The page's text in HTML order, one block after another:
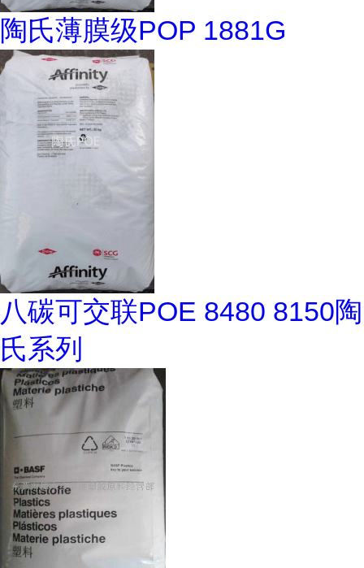
陶氏薄膜级POP 1881G
八碳可交联POE 8480 8150陶
氏系列